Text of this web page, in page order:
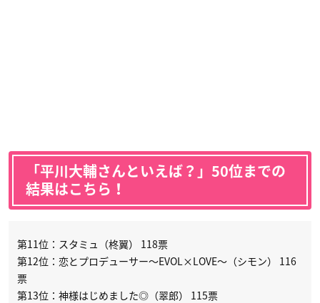
「平川大輔さんといえば？」50位までの
結果はこちら！
第11位：スタミュ（柊翼） 118票
第12位：恋とプロデューサー〜EVOL×LOVE〜（シモン） 116
票
第13位：神様はじめました◎（翠郎） 115票